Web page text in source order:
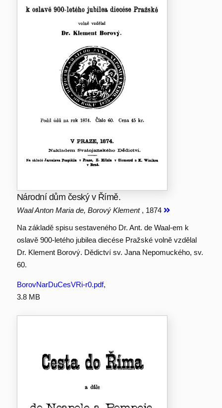
Národní dům český v Římě.
Waal Anton Maria de, Borový Klement , 1874
Na základě spisu sestaveného Dr. Ant. de Waal-em k
oslavě 900-letého jubilea diecése Pražské volně vzdělal
Dr. Klement Borový. Dědictví sv. Jana Nepomuckého, sv.
60.
BorovNarDuCesVRi-r0.pdf,
3.8 MB